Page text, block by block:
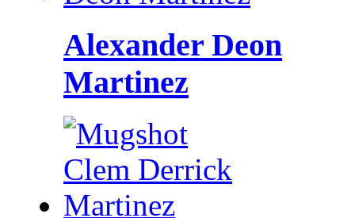
Alexander Deon
Martinez